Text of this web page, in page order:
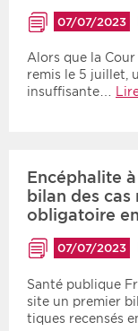
07/07/2023
Alors que la
remis le 5 juillet,
insuffisante…
Encéphalite
bilan des
obligatoire
07/07/2023
Santé publique
site un premier
tiques recensés